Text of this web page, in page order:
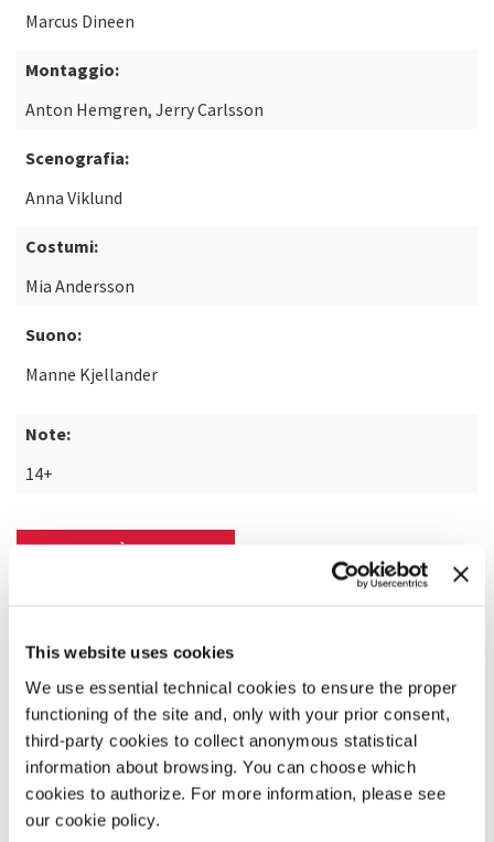
This website uses cookies
We use essential technical cookies to ensure the proper
functioning of the site and, only with your prior consent,
third-party cookies to collect anonymous statistical
information about browsing. You can choose which
cookies to authorize. For more information, please see
our cookie policy.
Marcus Dineen
Montaggio:
Anton Hemgren, Jerry Carlsson
Scenografia:
Anna Viklund
Costumi:
Mia Andersson
Suono:
Manne Kjellander
Note:
14+
SCOPRI DI PIÙ SUL FILM